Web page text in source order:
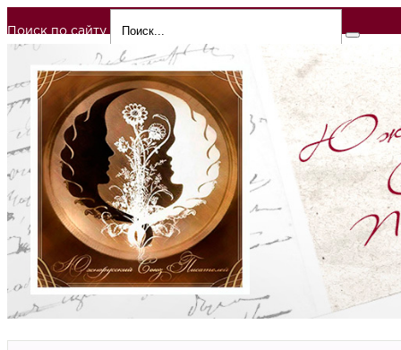
Поиск по сайту